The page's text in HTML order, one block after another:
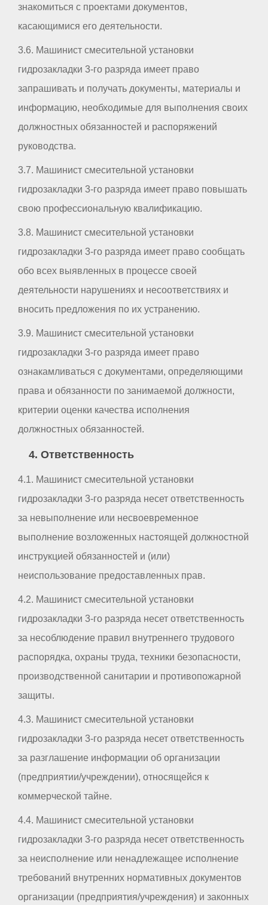
знакомиться с проектами документов,
касающимися его деятельности.
3.6. Машинист смесительной установки
гидрозакладки 3-го разряда имеет право
запрашивать и получать документы, материалы и
информацию, необходимые для выполнения своих
должностных обязанностей и распоряжений
руководства.
3.7. Машинист смесительной установки
гидрозакладки 3-го разряда имеет право повышать
свою профессиональную квалификацию.
3.8. Машинист смесительной установки
гидрозакладки 3-го разряда имеет право сообщать
обо всех выявленных в процессе своей
деятельности нарушениях и несоответствиях и
вносить предложения по их устранению.
3.9. Машинист смесительной установки
гидрозакладки 3-го разряда имеет право
ознакамливаться с документами, определяющими
права и обязанности по занимаемой должности,
критерии оценки качества исполнения
должностных обязанностей.
4. Ответственность
4.1. Машинист смесительной установки
гидрозакладки 3-го разряда несет ответственность
за невыполнение или несвоевременное
выполнение возложенных настоящей должностной
инструкцией обязанностей и (или)
неиспользование предоставленных прав.
4.2. Машинист смесительной установки
гидрозакладки 3-го разряда несет ответственность
за несоблюдение правил внутреннего трудового
распорядка, охраны труда, техники безопасности,
производственной санитарии и противопожарной
защиты.
4.3. Машинист смесительной установки
гидрозакладки 3-го разряда несет ответственность
за разглашение информации об организации
(предприятии/учреждении), относящейся к
коммерческой тайне.
4.4. Машинист смесительной установки
гидрозакладки 3-го разряда несет ответственность
за неисполнение или ненадлежащее исполнение
требований внутренних нормативных документов
организации (предприятия/учреждения) и законных